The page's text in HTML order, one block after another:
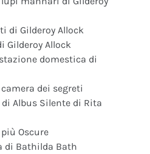
di Gilderoy Allock
Gilderoy Allock
domestica di
dei segreti
Albus Silente di Rita
Oscure
di Bathilda Bath